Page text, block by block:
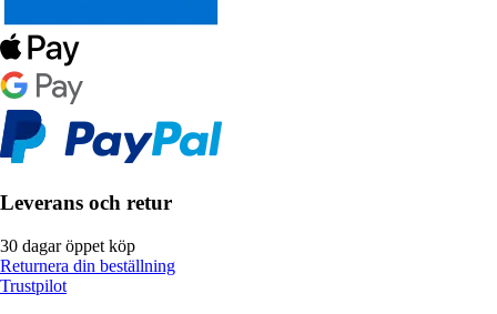
Leverans och retur
30 dagar öppet köp
Returnera din beställning
Trustpilot